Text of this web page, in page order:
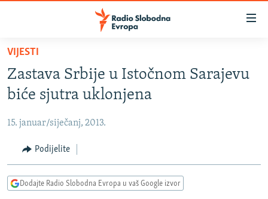
Pređite
glavni
sadržaj
na
navigaciju
Pređite
na
BOSNA I HERCEGOVINA
KOSOVO
CRNA GORA
VIDEO
PODCASTI
VIJESTI
Zastava Srbije u Istočnom Sarajevu
biće sjutra uklonjena
15. januar/siječanj, 2013.
Podijelite
Dodajte Radio Slobodna Evropa u vaš Google izvor